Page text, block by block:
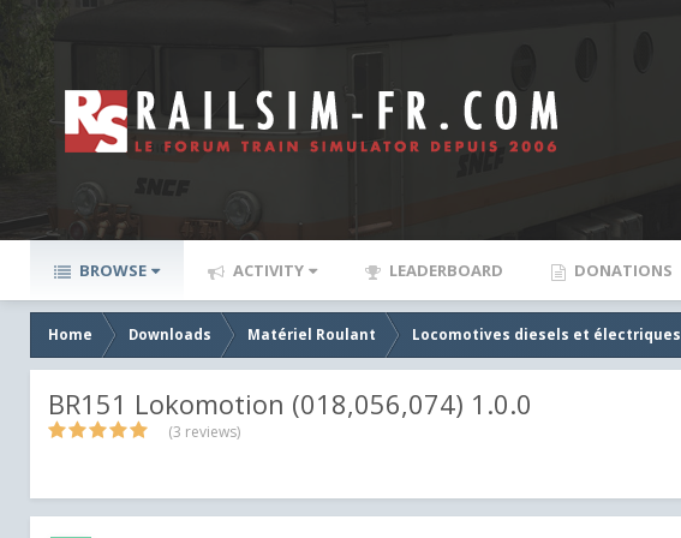
BROWSE ACTIVITY LEADERBOARD DONATIONS
Home Downloads Matériel Roulant Locomotives diesels et électriques
BR151 Lokomotion (018,056,074) 1.0.0
(3 reviews)